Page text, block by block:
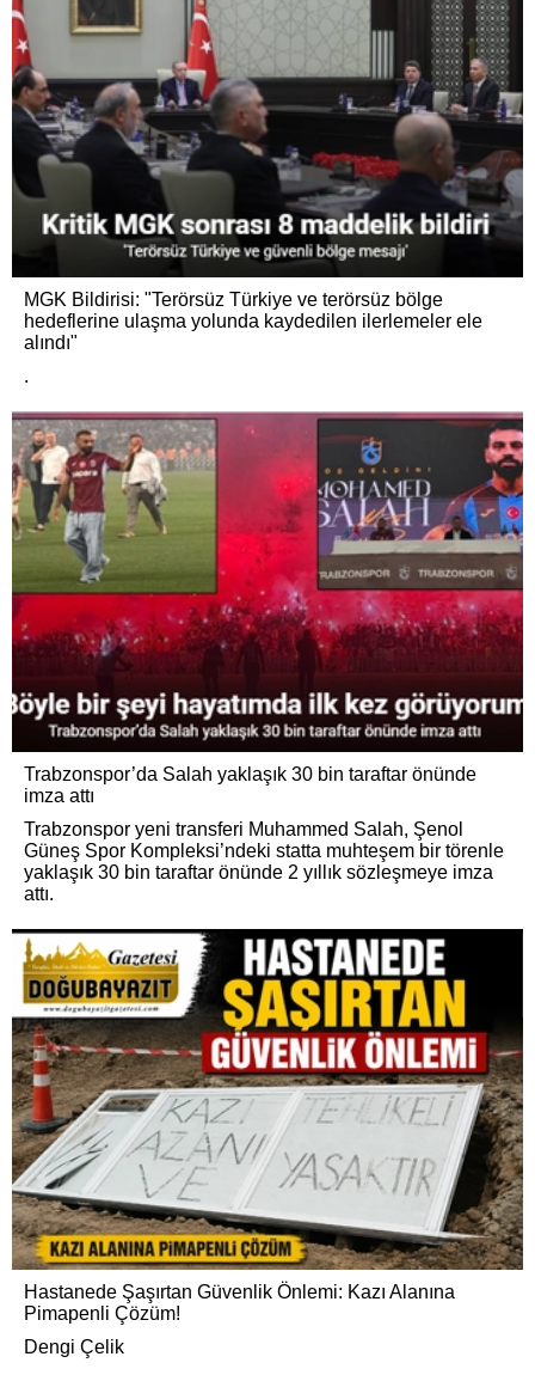
MGK Bildirisi: "Terörsüz Türkiye ve terörsüz bölge
hedeflerine ulaşma yolunda kaydedilen ilerlemeler ele
alındı"
.
Trabzonspor’da Salah yaklaşık 30 bin taraftar önünde
imza attı
Trabzonspor yeni transferi Muhammed Salah, Şenol
Güneş Spor Kompleksi’ndeki statta muhteşem bir törenle
yaklaşık 30 bin taraftar önünde 2 yıllık sözleşmeye imza
attı.
Hastanede Şaşırtan Güvenlik Önlemi: Kazı Alanına
Pimapenli Çözüm!
Dengi Çelik